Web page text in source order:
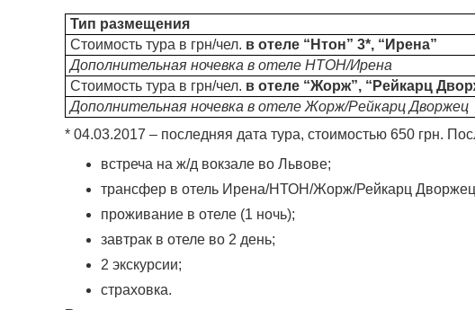
Тип размещения
Стоимость тура в грн/чел. в отеле “Нтон” 3*, “Ирена”
Дополнительная ночевка в отеле НТОН/Ирена
Стоимость тура в грн/чел. в отеле “Жорж”, “Рейкарц
Дополнительная ночевка в отеле Жорж/Рейкарц Дворжец
* 04.03.2017 – последняя дата тура, стоимостью 650 грн.
встреча на ж/д вокзале во Львове;
трансфер в отель Ирена/НТОН/Жорж/Рейкарц
проживание в отеле (1 ночь);
завтрак в отеле во 2 день;
2 экскурсии;
страховка.